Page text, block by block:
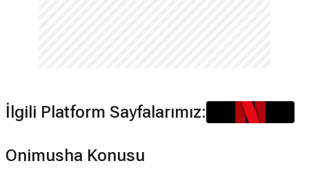
İlgili Platform Sayfalarımız:
Onimusha Konusu